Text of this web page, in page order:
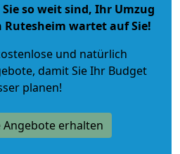
so weit sind, Ihr Umzug
wartet auf Sie!
und natürlich
, damit Sie Ihr Budget
planen!
Angebote erhalten